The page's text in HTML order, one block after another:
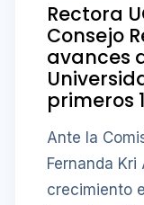
Rectora
Consejo
avances
primeros
Ante la
Fernanda Kri
crecimiento